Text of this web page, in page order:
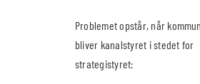
Problemet opstår, når
bliver kanalstyret i stedet for
strategistyret: